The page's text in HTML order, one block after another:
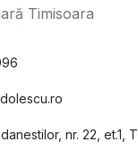
Timisoara
nr. 22, et.1,